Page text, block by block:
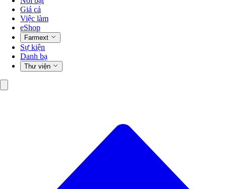
Giá cả
Việc làm
eShop
Farmext
Sự kiện
Danh bạ
Thư viện